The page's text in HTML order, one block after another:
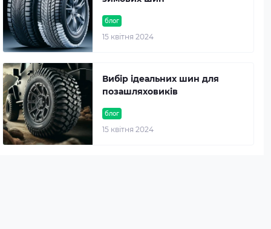
блог
15 квітня 2024
блог
15 квітня 2024
Вибір ідеальних шин для
позашляховиків